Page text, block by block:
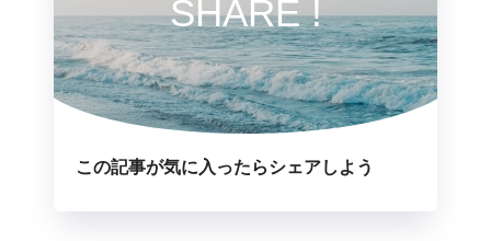
SHARE !
この記事が気に入ったらシェアしよう